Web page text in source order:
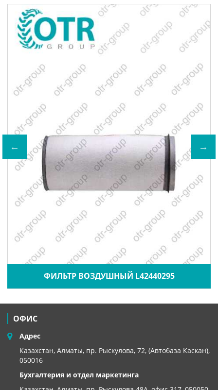
ФИЛЬТР ВОЗДУШНЫЙ L42440295
ОФИС
Адрес
Казахстан, Алматы, пр. Рыскулова, 72, (Автобаза Каскан),
050016
Бухгалтерия и отдел маркетинга